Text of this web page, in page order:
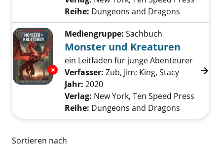
Reihe: Dungeons and Dragons
Exemplar-Details von Monster und
Mediengruppe: Sachbuch
Monster und Kreaturen
ein Leitfaden für junge Abenteurer
Verfasser: Zub, Jim; King, Stacy Suche
Jahr: 2020
Verlag: New York, Ten Speed Press
Reihe: Dungeons and Dragons
Zu den Suchfiltern springen
Sortieren nach